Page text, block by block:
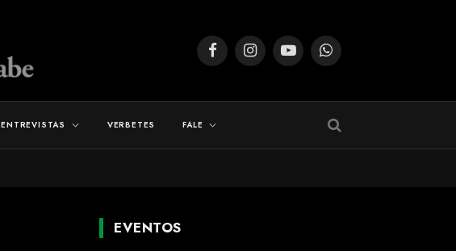
FacebookInstagramYouTubeWhatsApp
ENTREVISTAS VERBETES FALE
EVENTOS